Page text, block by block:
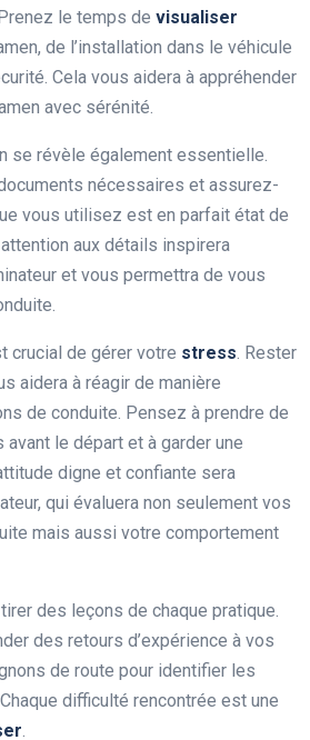
le temps de visualiser
de l’installation dans le véhicule
Cela vous aidera à appréhender
avec sérénité.
se révèle également essentielle.
nécessaires et assurez-
vous utilisez est en parfait état de
aux détails inspirera
et vous permettra de vous
crucial de gérer votre stress. Rester
aidera à réagir de manière
de conduite. Pensez à prendre de
le départ et à garder une
digne et confiante sera
qui évaluera non seulement vos
mais aussi votre comportement
tirer des leçons de chaque pratique.
des retours d’expérience à vos
de route pour identifier les
difficulté rencontrée est une
.